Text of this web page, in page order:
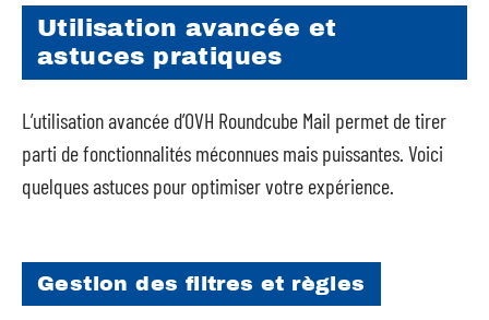
Utilisation avancée et
astuces pratiques
L’utilisation avancée d’OVH Roundcube Mail permet de tirer
parti de fonctionnalités méconnues mais puissantes. Voici
quelques astuces pour optimiser votre expérience.
Gestion des filtres et règles